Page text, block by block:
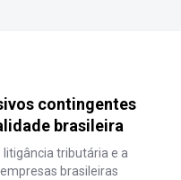
contingentes
brasileira
litigância tributária e a
brasileiras